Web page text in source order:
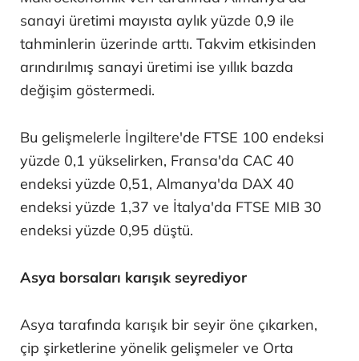
sanayi üretimi mayısta aylık yüzde 0,9 ile
tahminlerin üzerinde arttı. Takvim etkisinden
arındırılmış sanayi üretimi ise yıllık bazda
değişim göstermedi.
Bu gelişmelerle İngiltere'de FTSE 100 endeksi
yüzde 0,1 yükselirken, Fransa'da CAC 40
endeksi yüzde 0,51, Almanya'da DAX 40
endeksi yüzde 1,37 ve İtalya'da FTSE MIB 30
endeksi yüzde 0,95 düştü.
Asya borsaları karışık seyrediyor
Asya tarafında karışık bir seyir öne çıkarken,
çip şirketlerine yönelik gelişmeler ve Orta